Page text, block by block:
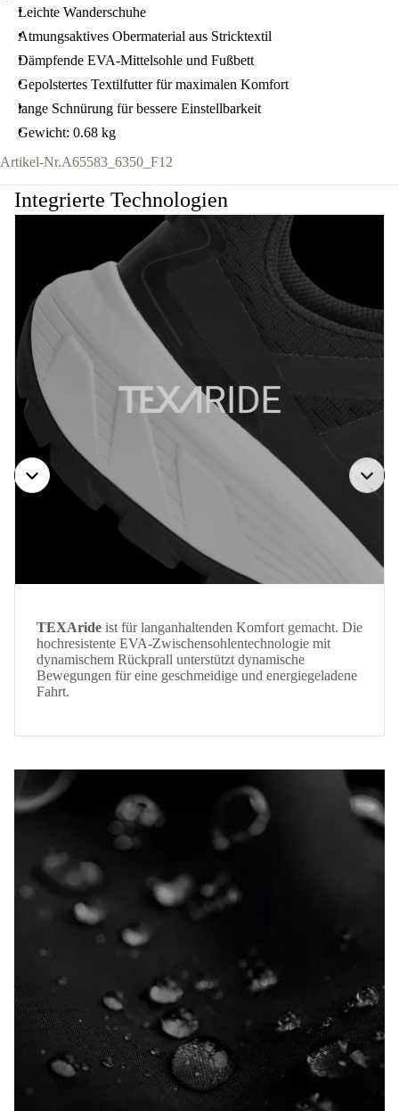
Leichte Wanderschuhe
Atmungsaktives Obermaterial aus Stricktextil
Dämpfende EVA-Mittelsohle und Fußbett
Gepolstertes Textilfutter für maximalen Komfort
lange Schnürung für bessere Einstellbarkeit
Gewicht: 0.68 kg
Artikel-Nr.A65583_6350_F12
Integrierte Technologien
TEXAride ist für langanhaltenden Komfort gemacht. Die
hochresistente EVA-Zwischensohlentechnologie mit
dynamischem Rückprall unterstützt dynamische
Bewegungen für eine geschmeidige und energiegeladene
Fahrt.